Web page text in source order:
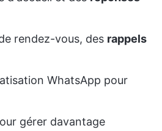
rendez-vous, des rappels
WhatsApp pour
gérer davantage